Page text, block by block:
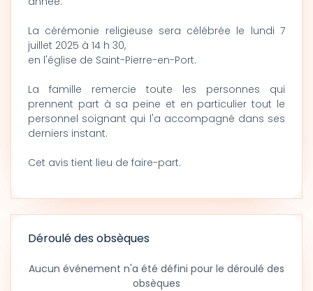
La cérémonie religieuse sera célébrée le lundi 7
juillet 2025 à 14 h 30,
en l'église de Saint-Pierre-en-Port.
La famille remercie toute les personnes qui
prennent part à sa peine et en particulier tout le
personnel soignant qui l'a accompagné dans ses
derniers instant.
Cet avis tient lieu de faire-part.
Déroulé des obsèques
Aucun événement n'a été défini pour le déroulé des
obsèques